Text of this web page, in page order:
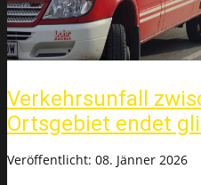
Verkehrsunfall
Ortsgebiet endet
Veröffentlicht: 08. Jänner 2026